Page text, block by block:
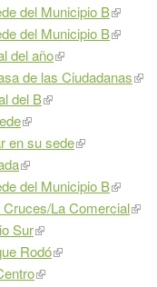
del Municipio B
del Municipio B
del año
de las Ciudadanas
del B
en su sede
del Municipio B
La Comercial
Sur
Rodó